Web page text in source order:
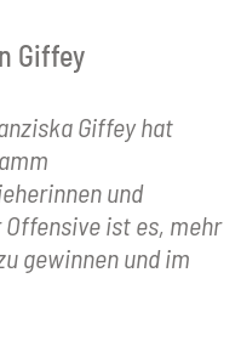
Giffey
Giffey hat
und
ist es, mehr
gewinnen und im